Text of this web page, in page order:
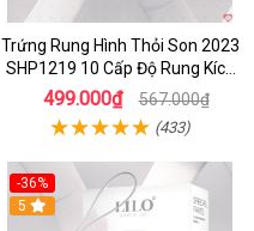
Trứng Rung Hình Thỏi Son 2023
SHP1219 10 Cấp Độ Rung Kích
Thích
499.000₫ 567.000₫
(433)
-36%
5